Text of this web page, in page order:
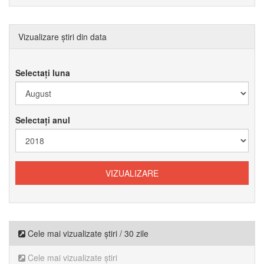
Vizualizare știri din data
Selectați luna
Selectați anul
Cele mai vizualizate știri / 30 zile
Cele mai vizualizate știri